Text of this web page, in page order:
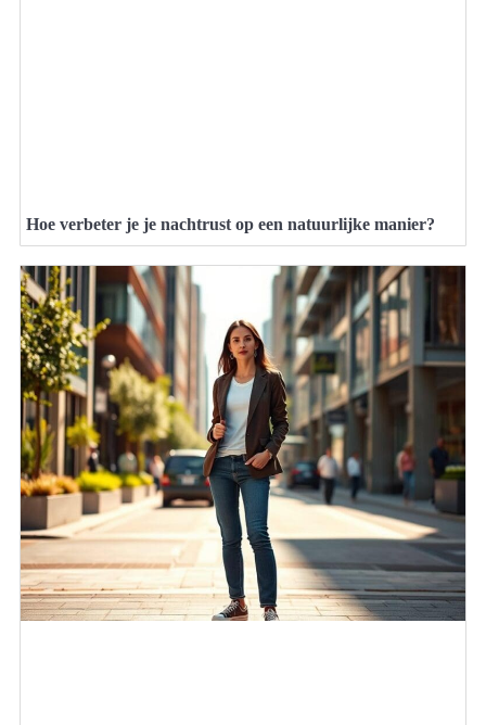
Hoe verbeter je je nachtrust op een natuurlijke manier?